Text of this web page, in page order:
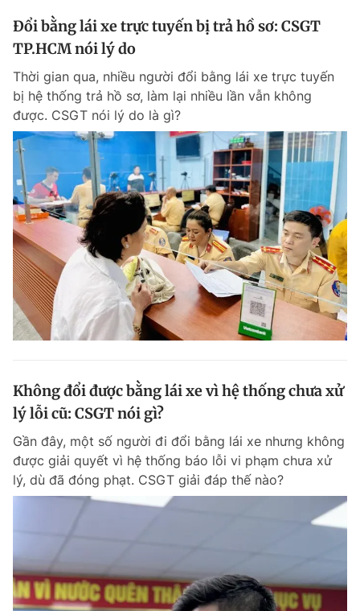
Đổi bằng lái xe trực tuyến bị trả hồ sơ: CSGT
TP.HCM nói lý do
Thời gian qua, nhiều người đổi bằng lái xe trực tuyến
bị hệ thống trả hồ sơ, làm lại nhiều lần vẫn không
được. CSGT nói lý do là gì?
Không đổi được bằng lái xe vì hệ thống chưa xử
lý lỗi cũ: CSGT nói gì?
Gần đây, một số người đi đổi bằng lái xe nhưng không
được giải quyết vì hệ thống báo lỗi vi phạm chưa xử
lý, dù đã đóng phạt. CSGT giải đáp thế nào?